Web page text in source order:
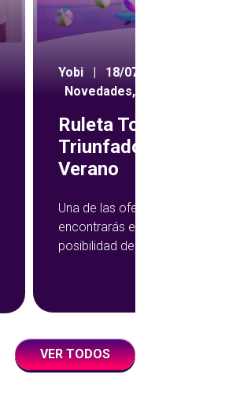
Yobi 18/07/2024
Novedades,
Ruleta Todos
Triunfadores de
Verano
Una de las ofertas
encontrarás en YoBingo te da
posibilidad de multiplicar tus
con un giro a la semana con
premios en efectivo y
VER TODOS